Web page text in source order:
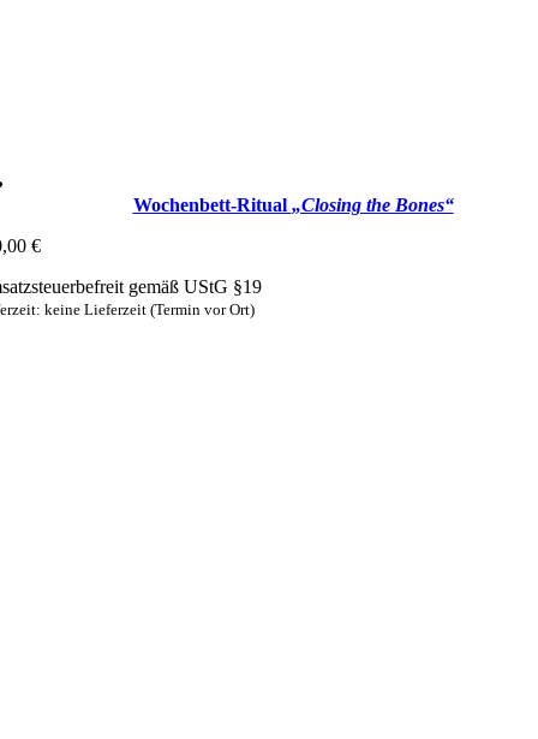
Wochenbett-Ritual „Closing the Bones“
€
gemäß UStG §19
keine Lieferzeit (Termin vor Ort)